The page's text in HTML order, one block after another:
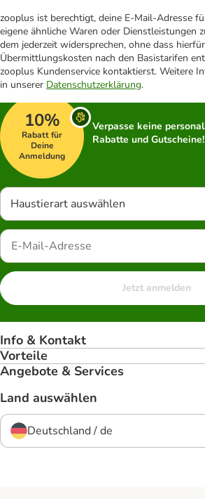
zooplus ist berechtigt, deine E-Mail-Adresse
eigene ähnliche Waren oder Dienstleistungen
dem jederzeit widersprechen, ohne dass
Übermittlungskosten nach den Basistarifen
zooplus Kundenservice kontaktierst. Weitere
in unserer Datenschutzerklärung.
10%
Rabatt für
Deine
Anmeldung
Verpasse keine
Rabatte und Gutscheine!
Haustierart auswählen
Jetzt anmelden
Info & Kontakt
Vorteile
Angebote & Services
Land auswählen
Deutschland / de